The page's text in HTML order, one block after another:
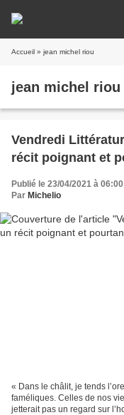
Accueil » jean michel riou
jean michel riou
Vendredi
récit poignant et
Publié le 23/04/2021 à 06:00
Par Michelio
« Dans le châlit, je tends
faméliques. Celles de nos
jetterait pas un regard sur